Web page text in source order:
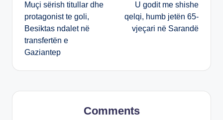
navigation
Muçi sërish titullar dhe
protagonist te goli,
Besiktas ndalet në
transfertën e
Gaziantep
U godit me shishe
qelqi, humb jetën 65-
vjeçari në Sarandë
Comments